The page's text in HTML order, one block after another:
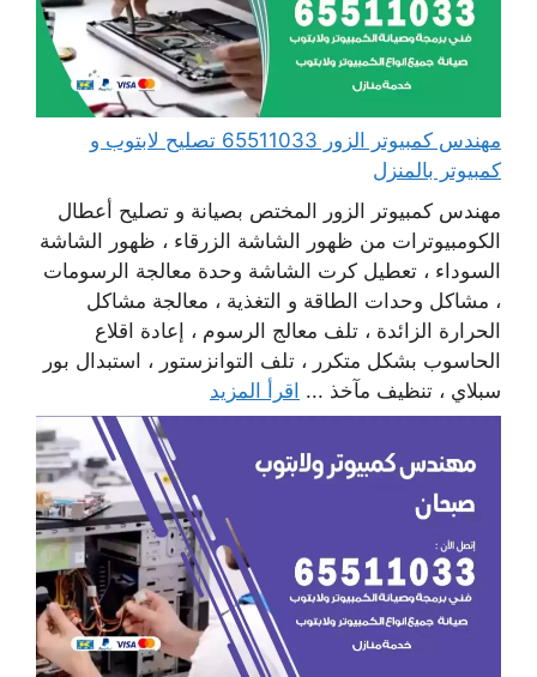
مهندس كمبيوتر الزور 65511033 تصليح لابتوب و
كمبيوتر بالمنزل
مهندس كمبيوتر الزور المختص بصيانة و تصليح أعطال
الكومبيوترات من ظهور الشاشة الزرقاء ، ظهور الشاشة
السوداء ، تعطيل كرت الشاشة وحدة معالجة الرسومات
، مشاكل وحدات الطاقة و التغذية ، معالجة مشاكل
الحرارة الزائدة ، تلف معالج الرسوم ، إعادة اقلاع
الحاسوب بشكل متكرر ، تلف التوانزستور ، استبدال بور
سبلاي ، تنظيف مآخذ ... اقرأ المزيد